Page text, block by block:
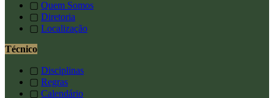
▢ Quem Somos
▢ Diretoria
▢ Localização
Técnico
▢ Disciplinas
▢ Regras
▢ Calendário